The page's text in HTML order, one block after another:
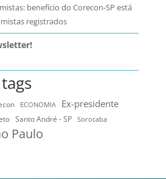
benefício do Corecon-SP está
registrados
ECONOMIA Ex-presidente
Santo André - SP
Sorocaba
Paulo